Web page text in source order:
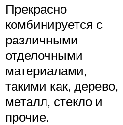
Прекрасно
комбинируется с
различными
отделочными
материалами,
такими как, дерево,
металл, стекло и
прочие.